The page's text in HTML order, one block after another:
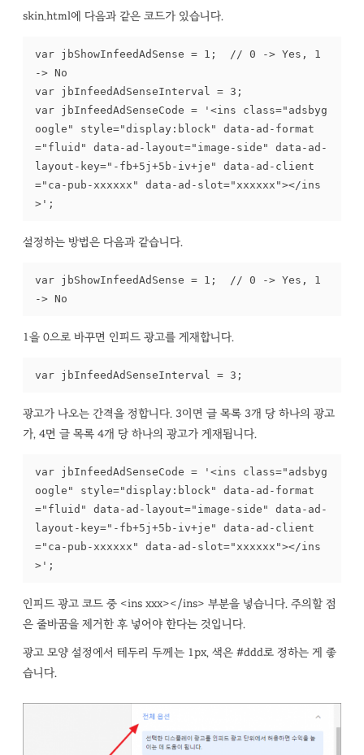
skin.html에 다음과 같은 코드가 있습니다.
var jbShowInfeedAdSense = 1;  // 0 -> Yes, 1
-> No
var jbInfeedAdSenseInterval = 3;
var jbInfeedAdSenseCode = '<ins class="adsbyg
oogle" style="display:block" data-ad-format
="fluid" data-ad-layout="image-side" data-ad-
layout-key="-fb+5j+5b-iv+je" data-ad-client
="ca-pub-xxxxxx" data-ad-slot="xxxxxx"></ins
>';
설정하는 방법은 다음과 같습니다.
var jbShowInfeedAdSense = 1;  // 0 -> Yes, 1
-> No
1을 0으로 바꾸면 인피드 광고를 게재합니다.
var jbInfeedAdSenseInterval = 3;
광고가 나오는 간격을 정합니다. 3이면 글 목록 3개 당 하나의 광고
가, 4면 글 목록 4개 당 하나의 광고가 게재됩니다.
var jbInfeedAdSenseCode = '<ins class="adsbyg
oogle" style="display:block" data-ad-format
="fluid" data-ad-layout="image-side" data-ad-
layout-key="-fb+5j+5b-iv+je" data-ad-client
="ca-pub-xxxxxx" data-ad-slot="xxxxxx"></ins
>';
인피드 광고 코드 중 <ins xxx></ins> 부분을 넣습니다. 주의할 점
은 줄바꿈을 제거한 후 넣어야 한다는 것입니다.
광고 모양 설정에서 테두리 두께는 1px, 색은 #ddd로 정하는 게 좋
습니다.